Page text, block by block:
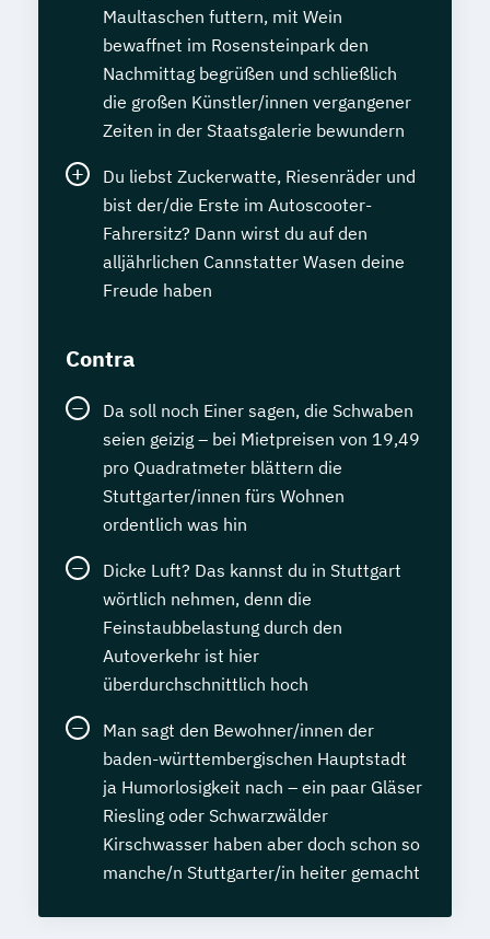
Maultaschen futtern, mit Wein
bewaffnet im Rosensteinpark den
Nachmittag begrüßen und schließlich
die großen Künstler/innen vergangener
Zeiten in der Staatsgalerie bewundern
Du liebst Zuckerwatte, Riesenräder und
bist der/die Erste im Autoscooter-
Fahrersitz? Dann wirst du auf den
alljährlichen Cannstatter Wasen deine
Freude haben
Contra
Da soll noch Einer sagen, die Schwaben
seien geizig – bei Mietpreisen von 19,49
pro Quadratmeter blättern die
Stuttgarter/innen fürs Wohnen
ordentlich was hin
Dicke Luft? Das kannst du in Stuttgart
wörtlich nehmen, denn die
Feinstaubbelastung durch den
Autoverkehr ist hier
überdurchschnittlich hoch
Man sagt den Bewohner/innen der
baden-württembergischen Hauptstadt
ja Humorlosigkeit nach – ein paar Gläser
Riesling oder Schwarzwälder
Kirschwasser haben aber doch schon so
manche/n Stuttgarter/in heiter gemacht